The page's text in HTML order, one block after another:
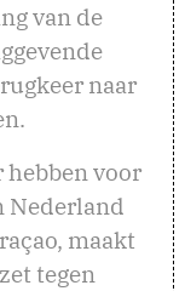
van de
naar
hebben voor
Nederland
maakt
tegen